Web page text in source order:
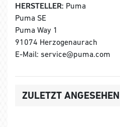
HERSTELLER: Puma
Puma SE
Puma Way 1
91074 Herzogenaurach
E-Mail: service@puma.com
ZULETZT ANGESEHEN